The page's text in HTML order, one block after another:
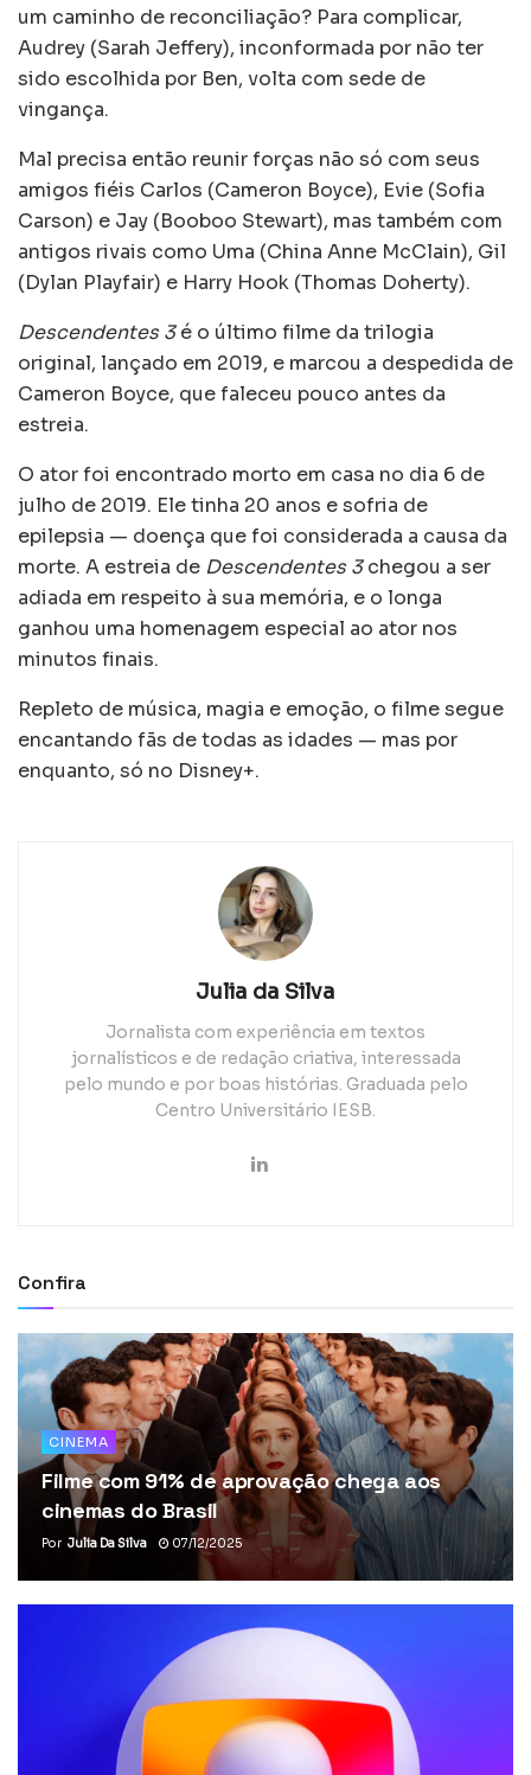
um caminho de reconciliação? Para complicar,
Audrey (Sarah Jeffery), inconformada por não ter
sido escolhida por Ben, volta com sede de
vingança.
Mal precisa então reunir forças não só com seus
amigos fiéis Carlos (Cameron Boyce), Evie (Sofia
Carson) e Jay (Booboo Stewart), mas também com
antigos rivais como Uma (China Anne McClain), Gil
(Dylan Playfair) e Harry Hook (Thomas Doherty).
Descendentes 3é o último filme da trilogia
original, lançado em 2019, e marcou a despedida de
Cameron Boyce, que faleceu pouco antes da
estreia.
O ator foi encontrado morto em casa no dia 6 de
julho de 2019. Ele tinha 20 anos e sofria de
epilepsia — doença que foi considerada a causa da
morte. A estreia de Descendentes 3chegou a ser
adiada em respeito à sua memória, e o longa
ganhou uma homenagem especial ao ator nos
minutos finais.
Repleto de música, magia e emoção, o filme segue
encantando fãs de todas as idades — mas por
enquanto, só no Disney+.
Julia da Silva
Jornalista com experiência em textos
jornalísticos e de redação criativa, interessada
pelo mundo e por boas histórias. Graduada pelo
Centro Universitário IESB.
Confira
CINEMA
Filme com 91% de aprovação chega aos
cinemas do Brasil
Por Julia Da Silva 07/12/2025